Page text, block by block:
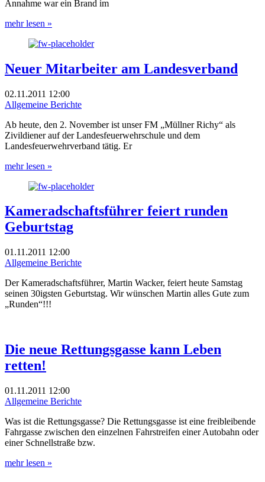
Annahme war ein Brand im
mehr lesen »
Neuer Mitarbeiter am Landesverband
02.11.2011 12:00
Allgemeine Berichte
Ab heute, den 2. November ist unser FM „Müllner Richy“ als
Zivildiener auf der Landesfeuerwehrschule und dem
Landesfeuerwehrverband tätig. Er
mehr lesen »
Kameradschaftsführer feiert runden
Geburtstag
01.11.2011 12:00
Allgemeine Berichte
Der Kameradschaftsführer, Martin Wacker, feiert heute Samstag
seinen 30igsten Geburtstag. Wir wünschen Martin alles Gute zum
„Runden“!!!
Die neue Rettungsgasse kann Leben
retten!
01.11.2011 12:00
Allgemeine Berichte
Was ist die Rettungsgasse? Die Rettungsgasse ist eine freibleibende
Fahrgasse zwischen den einzelnen Fahrstreifen einer Autobahn oder
einer Schnellstraße bzw.
mehr lesen »